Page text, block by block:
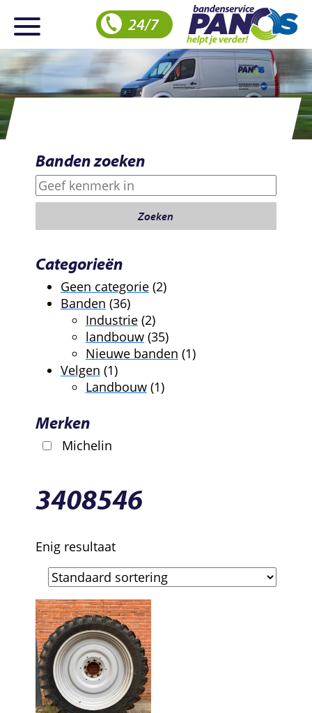
24/7
Banden zoeken
Zoeken
Zoeken
Categorieën
Geen categorie 22
Banden 3636
producten
Industrie 22
producten
landbouw 3535
producten
Nieuwe banden 11
Velgen 11
product
Landbouw 11
Merken
Michelin
3408546
Enig resultaat